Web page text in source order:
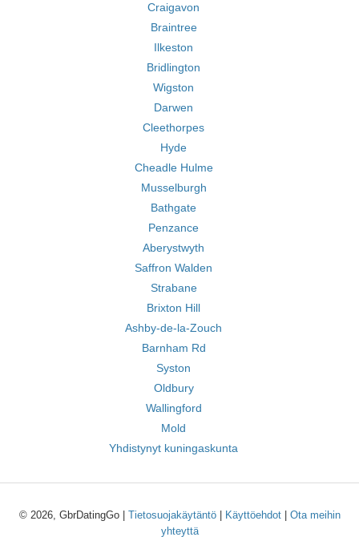
Craigavon
Braintree
Ilkeston
Bridlington
Wigston
Darwen
Cleethorpes
Hyde
Cheadle Hulme
Musselburgh
Bathgate
Penzance
Aberystwyth
Saffron Walden
Strabane
Brixton Hill
Ashby-de-la-Zouch
Barnham Rd
Syston
Oldbury
Wallingford
Mold
Yhdistynyt kuningaskunta
© 2026, GbrDatingGo | Tietosuojakäytäntö| Käyttöehdot| Ota meihin
yhteyttä